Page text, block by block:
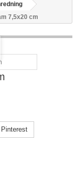
7,5x20 cm
Pinterest